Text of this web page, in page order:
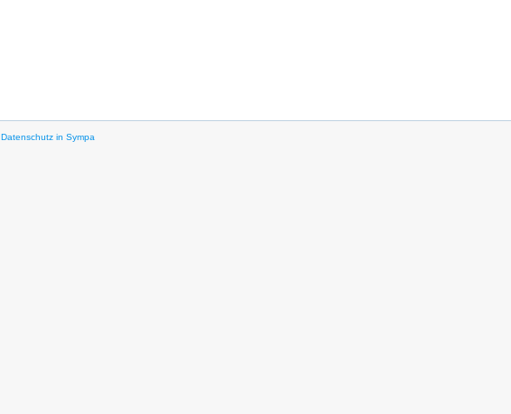
Datenschutz in Sympa